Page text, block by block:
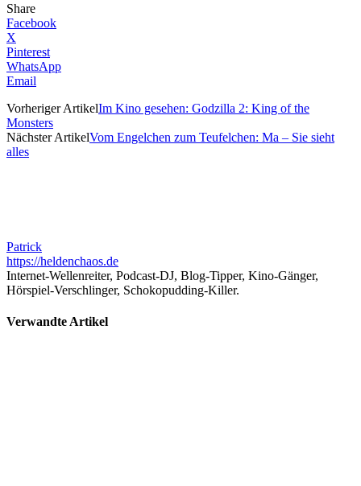
Share
Facebook
X
Pinterest
WhatsApp
Email
Vorheriger ArtikelIm Kino gesehen: Godzilla 2: King of the
Monsters
Nächster ArtikelVom Engelchen zum Teufelchen: Ma – Sie sieht
alles
Patrick
https://heldenchaos.de
Internet-Wellenreiter, Podcast-DJ, Blog-Tipper, Kino-Gänger,
Hörspiel-Verschlinger, Schokopudding-Killer.
Verwandte Artikel